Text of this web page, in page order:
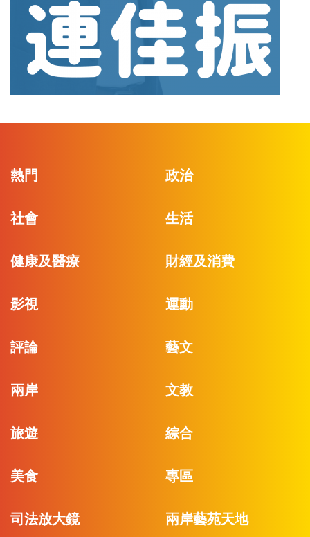
熱門 政治
社會 生活
健康及醫療 財經及消費
影視 運動
評論 藝文
兩岸 文教
旅遊 綜合
美食 專區
司法放大鏡 兩岸藝苑天地